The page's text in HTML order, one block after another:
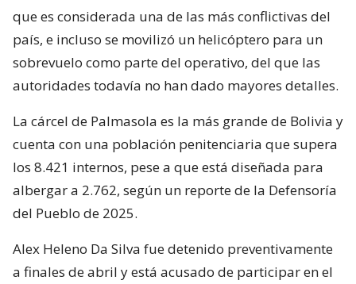
que es considerada una de las más conflictivas del
país, e incluso se movilizó un helicóptero para un
sobrevuelo como parte del operativo, del que las
autoridades todavía no han dado mayores detalles.
La cárcel de Palmasola es la más grande de Bolivia y
cuenta con una población penitenciaria que supera
los 8.421 internos, pese a que está diseñada para
albergar a 2.762, según un reporte de la Defensoría
del Pueblo de 2025.
Alex Heleno Da Silva fue detenido preventivamente
a finales de abril y está acusado de participar en el